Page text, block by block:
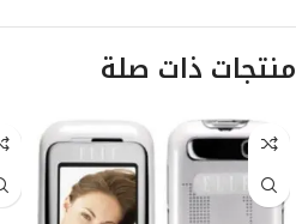
منتجات ذات صلة